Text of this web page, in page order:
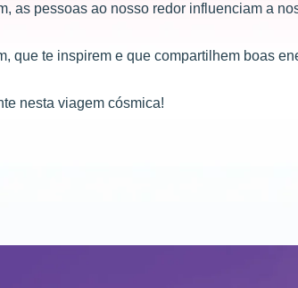
as pessoas ao nosso redor influenciam a
que te inspirem e que compartilhem boas
nesta viagem cósmica!